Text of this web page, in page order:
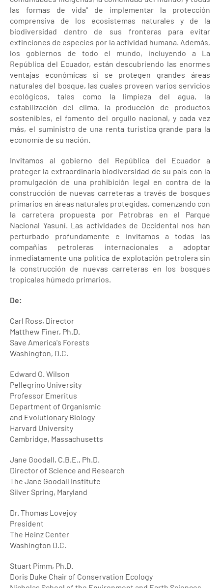
las formas de vida" de implementar la protección
comprensiva de los ecosistemas naturales y de la
biodiversidad dentro de sus fronteras para evitar
extinciones de especies por la actividad humana. Además,
los gobiernos de todo el mundo, incluyendo a La
República del Ecuador, están descubriendo las enormes
ventajas económicas si se protegen grandes áreas
naturales del bosque, las cuales proveen varios servicios
ecológicos, tales como la limpieza del agua, la
estabilización del clima, la producción de productos
sostenibles, el fomento del orgullo nacional, y cada vez
más, el suministro de una renta turística grande para la
economía de su nación.
Invitamos al gobierno del República del Ecuador a
proteger la extraordinaria biodiversidad de su país con la
promulgación de una prohibición legal en contra de la
construcción de nuevas carreteras a través de bosques
primarios en áreas naturales protegidas, comenzando con
la carretera propuesta por Petrobras en el Parque
Nacional Yasuní. Las actividades de Occidental nos han
perturbado profundamente e invitamos a todas las
compañías petroleras internacionales a adoptar
inmediatamente una política de explotación petrolera sin
la construcción de nuevas carreteras en los bosques
tropicales húmedo primarios.
De:
Carl Ross, Director
Matthew Finer, Ph.D.
Save America's Forests
Washington, D.C.
Edward O. Wilson
Pellegrino University
Professor Emeritus
Department of Organismic
and Evolutionary Biology
Harvard University
Cambridge, Massachusetts
Jane Goodall, C.B.E., Ph.D.
Director of Science and Research
The Jane Goodall Institute
Silver Spring, Maryland
Dr. Thomas Lovejoy
President
The Heinz Center
Washington D.C.
Stuart Pimm, Ph.D.
Doris Duke Chair of Conservation Ecology